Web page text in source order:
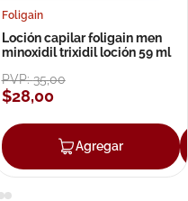
Agregar
Foligain
Loción capilar foligain men
minoxidil trixidil loción 59 ml
PVP:35,00
$28,00
Agregar